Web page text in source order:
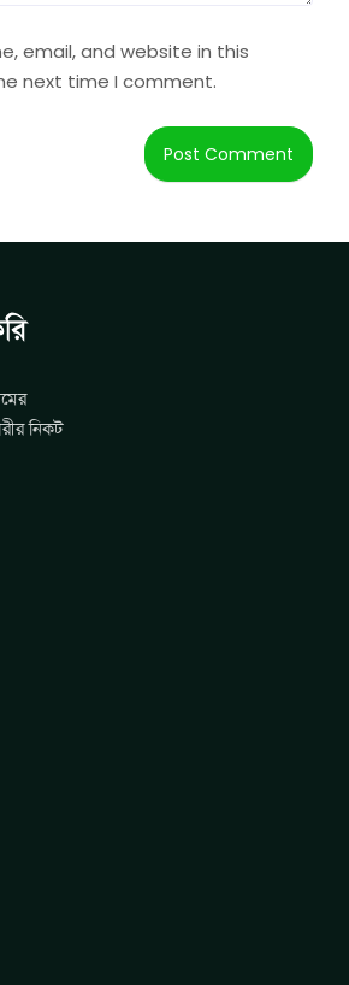
email, and website in this
next time I comment.
নিকট